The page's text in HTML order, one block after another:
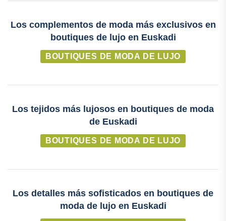
Los complementos de moda más exclusivos en
boutiques de lujo en Euskadi
BOUTIQUES DE MODA DE LUJO
Los tejidos más lujosos en boutiques de moda
de Euskadi
BOUTIQUES DE MODA DE LUJO
Los detalles más sofisticados en boutiques de
moda de lujo en Euskadi